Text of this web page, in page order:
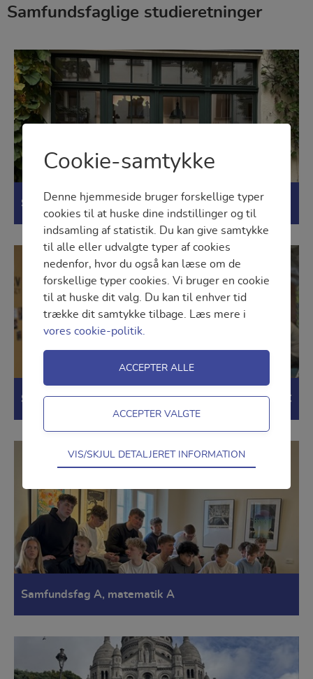
Samfundsfaglige studieretninger
Samfundsfag A, Tysk A
Samfundsfag A, matematik A og erhvervsøkonomi C
Samfundsfag A, matematik A
Cookie-samtykke
Denne hjemmeside bruger forskellige typer
cookies til at huske dine indstillinger og til
indsamling af statistik. Du kan give samtykke
til alle eller udvalgte typer af cookies
nedenfor, hvor du også kan læse om de
forskellige typer cookies. Vi bruger en cookie
til at huske dit valg. Du kan til enhver tid
trække dit samtykke tilbage. Læs mere i
vores cookie-politik.
Teknisk
Tekniske cookies er nødvendige for
hjemmesidens grundlæggende funktioner
som fx navigation, adgangskontrol samt
indkøbskurv og kan derfor ikke fravælges.
Statistik
Statistik-cookies bruges til at optimere
design, brugervenlighed og effektiviteten af
hjemmesiden bruges.
VIS/SKJUL DETALJERET INFORMATION